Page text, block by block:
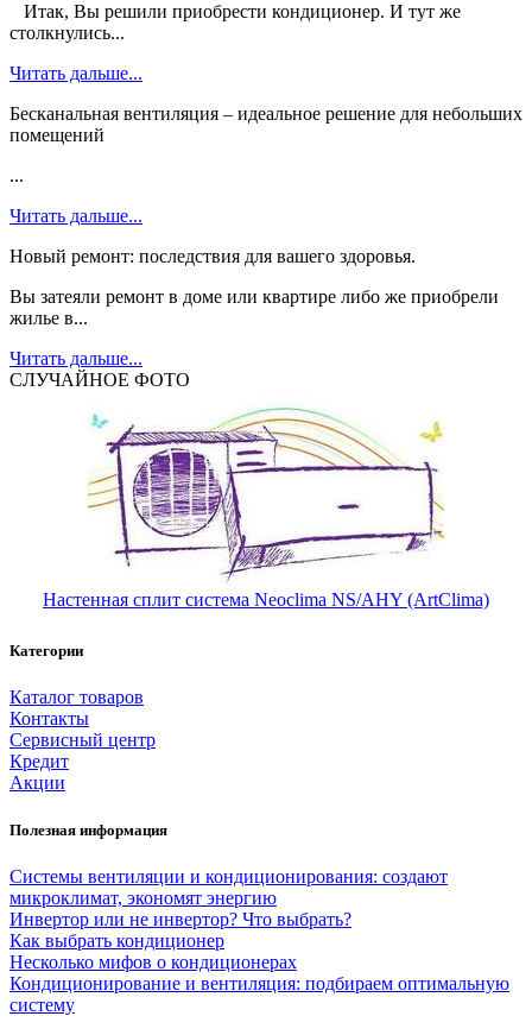
Итак, Вы решили приобрести кондиционер. И тут же
столкнулись...
Читать дальше...
Бесканальная вентиляция – идеальное решение для небольших
помещений
...
Читать дальше...
Новый ремонт: последствия для вашего здоровья.
Вы затеяли ремонт в доме или квартире либо же приобрели
жилье в...
Читать дальше...
СЛУЧАЙНОЕ ФОТО
Настенная сплит система Neoclima NS/AHY (ArtClima)
Категории
Каталог товаров
Контакты
Сервисный центр
Кредит
Акции
Полезная информация
Системы вентиляции и кондиционирования: создают
микроклимат, экономят энергию
Инвертор или не инвертор? Что выбрать?
Как выбрать кондиционер
Несколько мифов о кондиционерах
Кондиционирование и вентиляция: подбираем оптимальную
систему